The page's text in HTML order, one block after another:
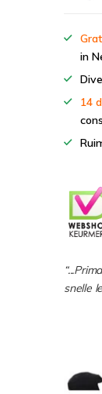
in
14
snelle